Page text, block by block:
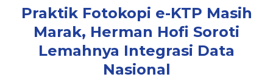
Praktik Fotokopi e-KTP Masih
Marak, Herman Hofi Soroti
Lemahnya Integrasi Data
Nasional